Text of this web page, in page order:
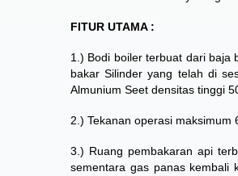
FITUR UTAMA :
1.) Bodi boiler terbuat dari baja
bakar Silinder yang telah di
Almunium Seet densitas tinggi
2.) Tekanan operasi maksimum
3.) Ruang pembakaran api
sementara gas panas kembali